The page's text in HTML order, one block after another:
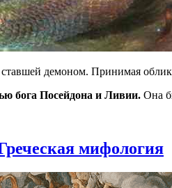
демоном. Принимая
бога Посейдона и Ливии. Она
мифология